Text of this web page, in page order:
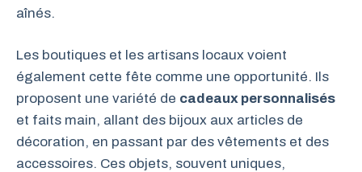
aînés.
Les boutiques et les artisans locaux voient
également cette fête comme une opportunité. Ils
proposent une variété de cadeaux personnalisés
et faits main, allant des bijoux aux articles de
décoration, en passant par des vêtements et des
accessoires. Ces objets, souvent uniques,